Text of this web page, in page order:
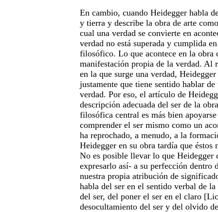
En cambio, cuando Heidegger habla
y tierra y describe la obra de arte
cual una verdad se convierte en
verdad no está superada y cumplida
filosófico. Lo que acontece en la obra
manifestación propia de la verdad. Al
en la que surge una verdad,
justamente que tiene sentido hablar
verdad. Por eso, el artículo de
descripción adecuada del ser de la
filosófica central es más bien
comprender el ser mismo como un
ha reprochado, a menudo, a la
Heidegger en su obra tardía que éstos
No es posible llevar lo que Heidegger
expresarlo así- a su perfección dentro
nuestra propia atribución de
habla del ser en el sentido verbal de la
del ser, del poner el ser en el claro
desocultamiento del ser y del olvido